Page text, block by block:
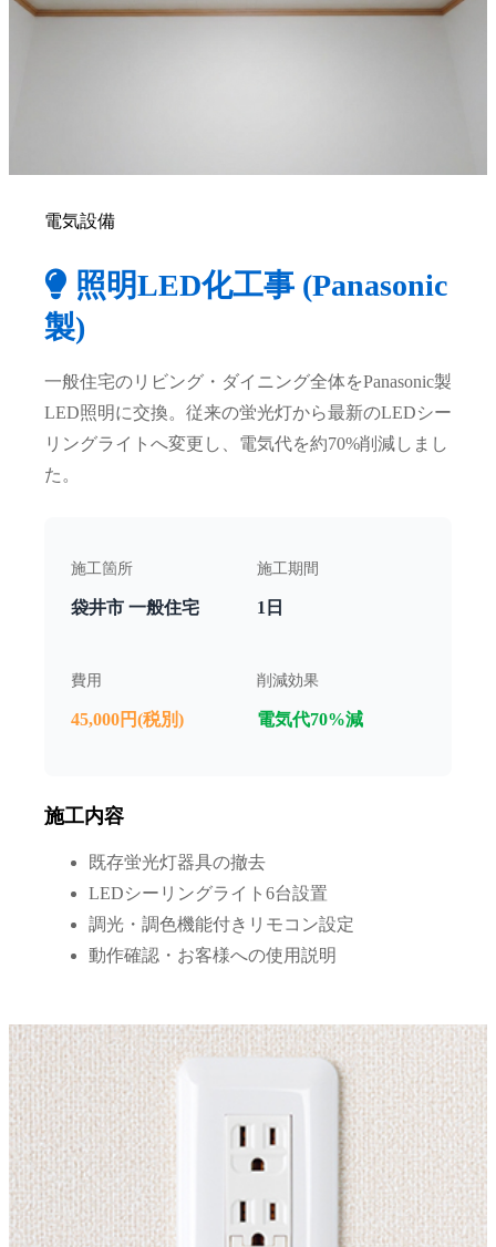
電気設備
照明LED化工事 (Panasonic
製)
一般住宅のリビング・ダイニング全体をPanasonic製
LED照明に交換。従来の蛍光灯から最新のLEDシー
リングライトへ変更し、電気代を約70%削減しまし
た。
施工箇所
袋井市 一般住宅
施工期間
1日
費用
45,000円(税別)
削減効果
電気代70%減
施工内容
既存蛍光灯器具の撤去
LEDシーリングライト6台設置
調光・調色機能付きリモコン設定
動作確認・お客様への使用説明